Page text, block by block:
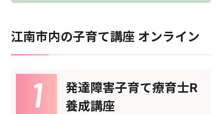
江南市内の子育て講座 オンライン
発達障害子育て療育士R
養成講座